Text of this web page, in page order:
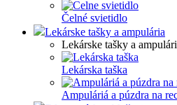
Čelné svietidlo
Lekárske tašky a ampulária
Lekárske tašky a
Lekárska taška
Ampuláriá a púzdra na